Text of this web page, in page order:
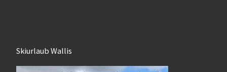
Skiurlaub Wallis